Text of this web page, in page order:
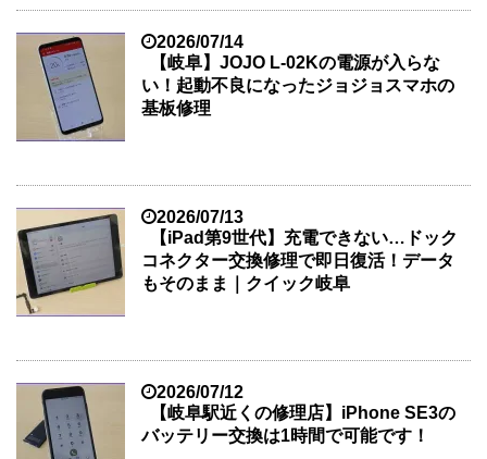
2026/07/14
【岐阜】JOJO L-02Kの電源が入らな
い！起動不良になったジョジョスマホの
基板修理
2026/07/13
【iPad第9世代】充電できない…ドック
コネクター交換修理で即日復活！データ
もそのまま｜クイック岐阜
2026/07/12
【岐阜駅近くの修理店】iPhone SE3の
バッテリー交換は1時間で可能です！